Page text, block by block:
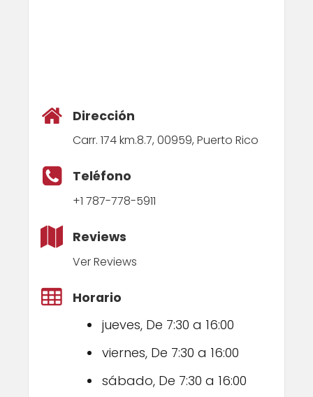
Dirección
Carr. 174 km.8.7, 00959, Puerto Rico
Teléfono
+1 787-778-5911
Reviews
Ver Reviews
Horario
jueves, De 7:30 a 16:00
viernes, De 7:30 a 16:00
sábado, De 7:30 a 16:00